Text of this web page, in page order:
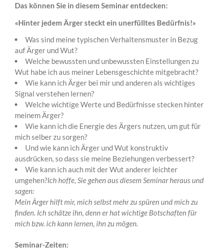
Das können Sie in diesem Seminar entdecken:
«Hinter jedem Ärger steckt ein unerfülltes Bedürfnis!»
Was sind meine typischen Verhaltensmuster in Bezug
auf Ärger und Wut?
Welche bewussten und unbewussten Einstellungen zu
Wut habe ich aus meiner Lebensgeschichte mitgebracht?
Wie kann ich Ärger bei mir und anderen als wichtiges
Signal verstehen lernen?
Welche wichtige Werte und Bedürfnisse stecken hinter
meinem Ärger?
Wie kann ich die Energie des Ärgers nutzen, um gut für
mich selber zu sorgen?
Und wie kann ich Ärger und Wut konstruktiv
ausdrücken, so dass sie meine Beziehungen verbessert?
Wie kann ich auch mit der Wut anderer leichter
umgehen?Ich hoffe, Sie gehen aus diesem Seminar heraus und
sagen:
Mein Ärger hilft mir, mich selbst mehr zu spüren und mich zu
finden. Ich schätze ihn, denn er hat wichtige Botschaften für
mich bzw. ich kann lernen, ihn zu mögen.
Seminar-Zeiten: